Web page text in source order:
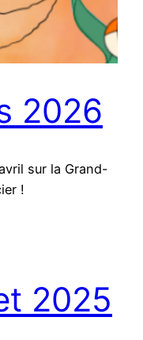
2026
sur la Grand-
!
2025